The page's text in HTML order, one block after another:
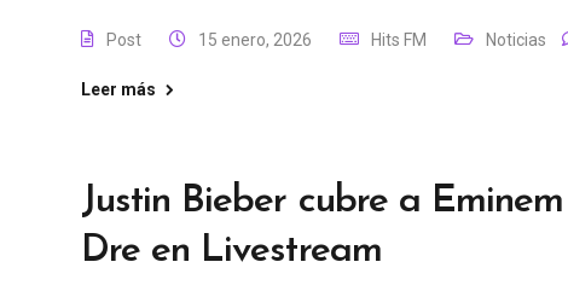
Post 15 enero, 2026 Hits FM Noticias
Leer más
Justin Bieber cubre a
Dre en Livestream